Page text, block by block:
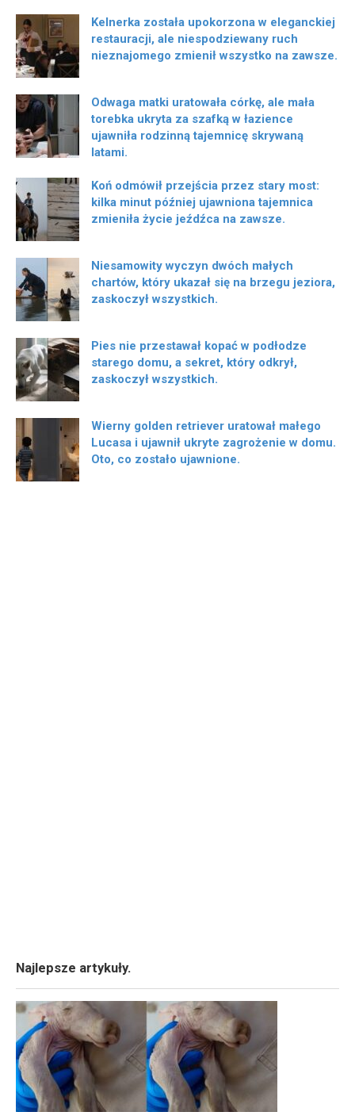
Kelnerka została upokorzona w eleganckiej
restauracji, ale niespodziewany ruch
nieznajomego zmienił wszystko na zawsze.
Odwaga matki uratowała córkę, ale mała
torebka ukryta za szafką w łazience
ujawniła rodzinną tajemnicę skrywaną
latami.
Koń odmówił przejścia przez stary most:
kilka minut później ujawniona tajemnica
zmieniła życie jeźdźca na zawsze.
Niesamowity wyczyn dwóch małych
chartów, który ukazał się na brzegu jeziora,
zaskoczył wszystkich.
Pies nie przestawał kopać w podłodze
starego domu, a sekret, który odkrył,
zaskoczył wszystkich.
Wierny golden retriever uratował małego
Lucasa i ujawnił ukryte zagrożenie w domu.
Oto, co zostało ujawnione.
Najlepsze artykuły.